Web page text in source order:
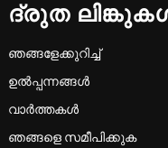
ദ്രുത
ഞങ്ങളേക്കുറിച്ച്
ഉൽപ്പന്നങ്ങൾ
വാർത്തകൾ
ഞങ്ങളെ സമീപിക്കുക